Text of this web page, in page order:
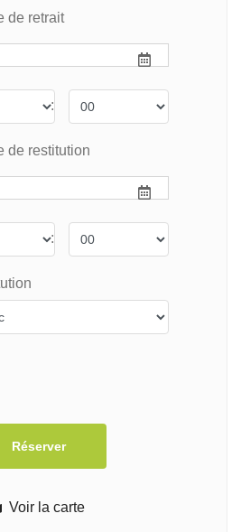
Voir la carte
de retrait
:
de restitution
: